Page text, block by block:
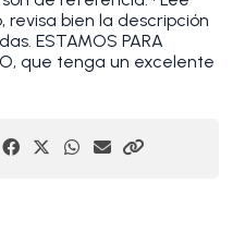
bien la descripción
ESTAMOS PARA
que tenga un excelente